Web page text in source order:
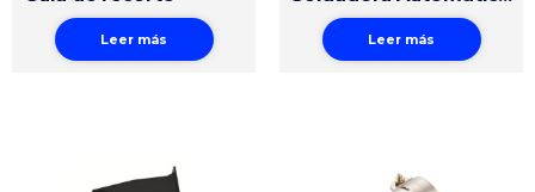
Leer más Leer más